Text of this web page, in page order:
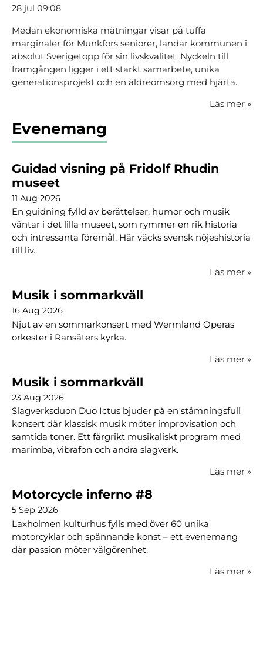
28 jul 09:08
Medan ekonomiska mätningar visar på tuffa
marginaler för Munkfors seniorer, landar kommunen i
absolut Sverigetopp för sin livskvalitet. Nyckeln till
framgången ligger i ett starkt samarbete, unika
generationsprojekt och en äldreomsorg med hjärta.
Läs mer »
Evenemang
Guidad visning på Fridolf Rhudin
museet
11 Aug 2026
En guidning fylld av berättelser, humor och musik
väntar i det lilla museet, som rymmer en rik historia
och intressanta föremål. Här väcks svensk nöjeshistoria
till liv.
Läs mer »
Musik i sommarkväll
16 Aug 2026
Njut av en sommarkonsert med Wermland Operas
orkester i Ransäters kyrka.
Läs mer »
Musik i sommarkväll
23 Aug 2026
Slagverksduon Duo Ictus bjuder på en stämningsfull
konsert där klassisk musik möter improvisation och
samtida toner. Ett färgrikt musikaliskt program med
marimba, vibrafon och andra slagverk.
Läs mer »
Motorcycle inferno #8
5 Sep 2026
Laxholmen kulturhus fylls med över 60 unika
motorcyklar och spännande konst – ett evenemang
där passion möter välgörenhet.
Läs mer »